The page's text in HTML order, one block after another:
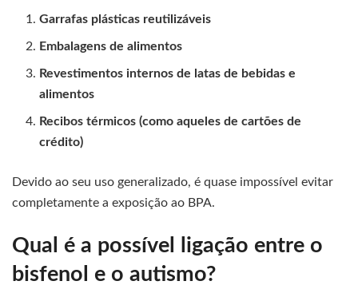
Garrafas plásticas reutilizáveis
Embalagens de alimentos
Revestimentos internos de latas de bebidas e
alimentos
Recibos térmicos (como aqueles de cartões de
crédito)
Devido ao seu uso generalizado, é quase impossível evitar
completamente a exposição ao BPA.
Qual é a possível ligação entre o
bisfenol e o autismo?